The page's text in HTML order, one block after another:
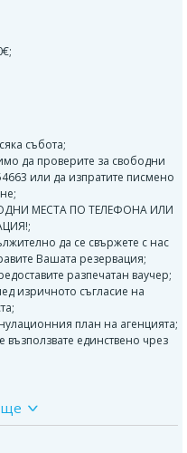
събота;
да проверите за свободни
или да изпратите писмено
МЕСТА ПО ТЕЛЕФОНА ИЛИ
да се свържете с нас
Вашата резервация;
разпечатан ваучер;
изричното съгласие на
план на агенцията;
възползвате единствено чрез